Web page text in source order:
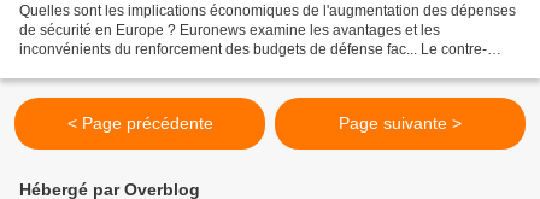
Quelles sont les implications économiques de l'augmentation des dépenses
de sécurité en Europe ? Euronews examine les avantages et les
inconvénients du renforcement des budgets de défense fac... Le contre-
< Page précédente Page suivante >
Hébergé par Overblog